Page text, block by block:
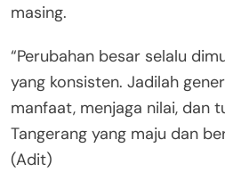
masing.
“Perubahan besar selalu
yang konsisten. Jadilah
manfaat, menjaga nilai, dan
Tangerang yang maju dan
(Adit)